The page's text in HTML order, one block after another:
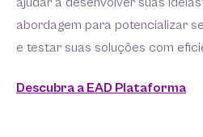
abordagem para potencializar
e testar suas soluções com
Descubra a EAD Plataforma